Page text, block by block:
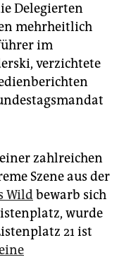
Delegierten
mehrheitlich
im
verzichtete
zahlreichen
Szene aus der
Wildbewarb sich
wurde
21 ist